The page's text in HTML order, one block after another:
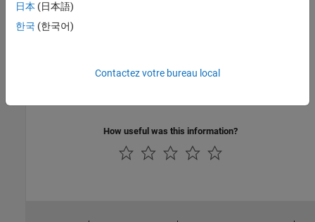
Version History
How useful was this information?
日本 (日本語)
한국 (한국어)
Contactez votre bureau local